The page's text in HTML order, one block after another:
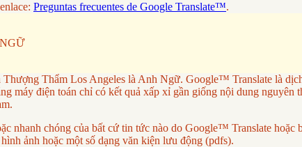
Preguntas frecuentes de Google Translate™.
Thẩm Los Angeles là Anh Ngữ. Google™ Translate là
máy điện toán chỉ có kết quả xấp xỉ gần giống nội dung
nhanh chóng của bất cứ tin tức nào do Google™ Translate
ảnh hoặc một số dạng văn kiện lưu động (pdfs).